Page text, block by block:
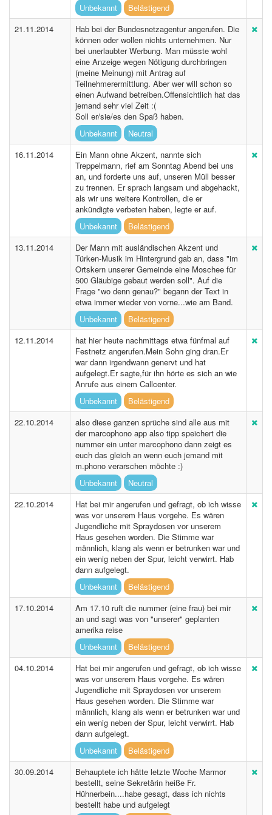
Unbekannt
Belästigend
21.11.2014
Hab bei der Bundesnetzagentur angerufen. Die
können oder wollen nichts unternehmen. Nur
bei unerlaubter Werbung. Man müsste wohl
eine Anzeige wegen Nötigung durchbringen
(meine Meinung) mit Antrag auf
Teilnehmerermittlung. Aber wer will schon so
einen Aufwand betreiben.Offensichtlich hat das
jemand sehr viel Zeit :(
Soll er/sie/es den Spaß haben.
Unbekannt
Neutral
16.11.2014
Ein Mann ohne Akzent, nannte sich
Treppelmann, rief am Sonntag Abend bei uns
an, und forderte uns auf, unseren Müll besser
zu trennen. Er sprach langsam und abgehackt,
als wir uns weitere Kontrollen, die er
ankündigte verbeten haben, legte er auf.
Unbekannt
Belästigend
13.11.2014
Der Mann mit ausländischen Akzent und
Türken-Musik im Hintergrund gab an, dass "im
Ortskern unserer Gemeinde eine Moschee für
500 Gläubige gebaut werden soll". Auf die
Frage "wo denn genau?" begann der Text in
etwa immer wieder von vorne...wie am Band.
Unbekannt
Belästigend
12.11.2014
hat hier heute nachmittags etwa fünfmal auf
Festnetz angerufen.Mein Sohn ging dran.Er
war dann irgendwann genervt und hat
aufgelegt.Er sagte,für ihn hörte es sich an wie
Anrufe aus einem Callcenter.
Unbekannt
Belästigend
22.10.2014
also diese ganzen sprüche sind alle aus mit
der marcophono app also tipp speichert die
nummer ein unter marcophono dann zeigt es
euch das gleich an wenn euch jemand mit
m.phono verarschen möchte :)
Unbekannt
Neutral
22.10.2014
Hat bei mir angerufen und gefragt, ob ich wisse
was vor unserem Haus vorgehe. Es wären
Jugendliche mit Spraydosen vor unserem
Haus gesehen worden. Die Stimme war
männlich, klang als wenn er betrunken war und
ein wenig neben der Spur, leicht verwirrt. Hab
dann aufgelegt.
Unbekannt
Belästigend
17.10.2014
Am 17.10 ruft die nummer (eine frau) bei mir
an und sagt was von "unserer" geplanten
amerika reise
Unbekannt
Belästigend
04.10.2014
Hat bei mir angerufen und gefragt, ob ich wisse
was vor unserem Haus vorgehe. Es wären
Jugendliche mit Spraydosen vor unserem
Haus gesehen worden. Die Stimme war
männlich, klang als wenn er betrunken war und
ein wenig neben der Spur, leicht verwirrt. Hab
dann aufgelegt.
Unbekannt
Belästigend
30.09.2014
Behauptete ich hätte letzte Woche Marmor
bestellt, seine Sekretärin heiße Fr.
Hühnerbein....habe gesagt, dass ich nichts
bestellt habe und aufgelegt